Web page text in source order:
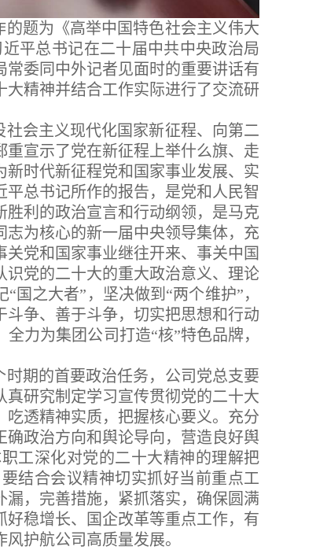
题为《高举中国特色社会主义伟大
平总书记在二十届中共中央政治局
委同中外记者见面时的重要讲话有
精神并结合工作实际进行了交流研
会主义现代化国家新征程、向第二
宣示了党在新征程上举什么旗、走
时代新征程党和国家事业发展、实
总书记所作的报告，是党和人民智
利的政治宣言和行动纲领，是马克
为核心的新一届中央领导集体，充
党和国家事业继往开来、事关中国
党的二十大的重大政治意义、理论
国之大者”，坚决做到“两个维护”，
争、善于斗争，切实把思想和行动
力为集团公司打造“核”特色品牌，
期的首要政治任务，公司党总支要
研究制定学习宣传贯彻党的二十大
透精神实质，把握核心要义。充分
政治方向和舆论导向，营造良好舆
工深化对党的二十大精神的理解把
结合会议精神切实抓好当前重点工
，完善措施，紧抓落实，确保圆满
稳增长、国企改革等重点工作，有
护航公司高质量发展。